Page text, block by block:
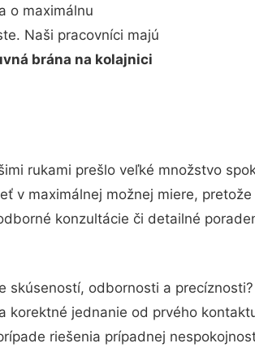
o maximálnu
Naši pracovníci majú
brána na kolajnici
rukami prešlo veľké množstvo
v maximálnej možnej miere,
konzultácie či detailné
skúseností, odbornosti a
jednanie od prvého
riešenia prípadnej